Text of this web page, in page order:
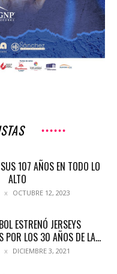
107 AÑOS EN TODO LO
ALTO
OCTUBRE 12, 2023
ESTRENÓ JERSEYS
POR LOS 30 AÑOS DE LA...
DICIEMBRE 3, 2021